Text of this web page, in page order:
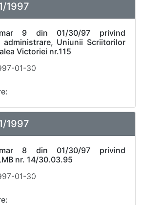
1997
9 din 01/30/97 privind
Uniunii Scriitorilor
Victoriei nr.115
01-30
1997
8 din 01/30/97 privind
nr. 14/30.03.95
01-30